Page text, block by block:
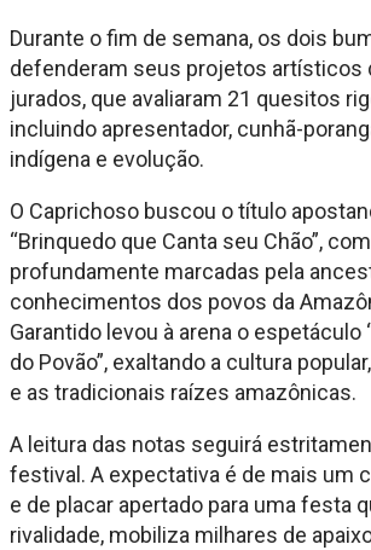
Durante o fim de semana, os dois
defenderam seus projetos artísticos
jurados, que avaliaram 21 quesitos
incluindo apresentador, cunhã-
indígena e evolução.
O Caprichoso buscou o título
“Brinquedo que Canta seu Chão”,
profundamente marcadas pela
conhecimentos dos povos da
Garantido levou à arena o espetáculo
do Povão”, exaltando a cultura
e as tradicionais raízes amazônicas.
A leitura das notas seguirá
festival. A expectativa é de mais um
e de placar apertado para uma festa
rivalidade, mobiliza milhares de